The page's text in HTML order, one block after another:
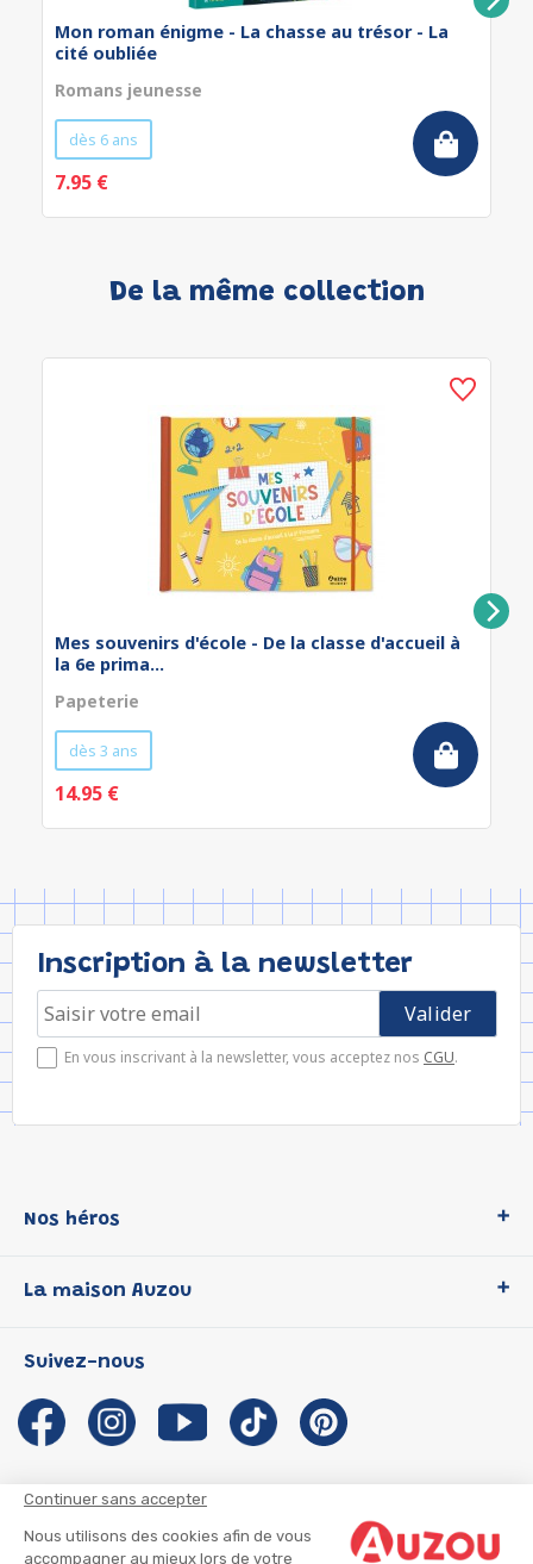
Continuer sans accepter
Nous utilisons des cookies afin de vous
accompagner au mieux lors de votre
Mon roman énigme - La chasse au trésor - La
cité oubliée
Romans jeunesse
dès 6 ans
7.95 €
De la même collection
Mes souvenirs d'école - De la classe d'accueil à
la 6e prima...
Papeterie
dès 3 ans
14.95 €
Inscription à la newsletter
En vous inscrivant à la newsletter, vous acceptez nos CGU.
Nos héros
P'tit Loup
Les Influenceuses
Migali
Petite Taupe
La maison Auzou
Notre histoire
Auzou s'engage
Auteurs et illustrateurs Auzou
Suivre mon colis
Suivez-nous
CGU